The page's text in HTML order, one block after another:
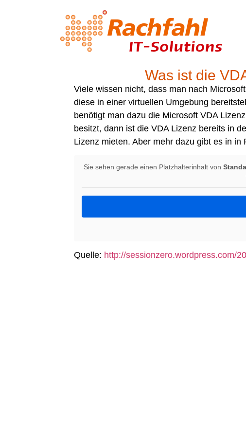
Was ist die
Viele wissen nicht, dass man nach
diese in einer virtuellen Umgebung
benötigt man dazu die Microsoft VDA
besitzt, dann ist die VDA Lizenz bereits in
Lizenz mieten. Aber mehr dazu gibt es in in
Sie sehen gerade einen Platzhalterinhalt von
Quelle: http://sessionzero.wordpress.com/